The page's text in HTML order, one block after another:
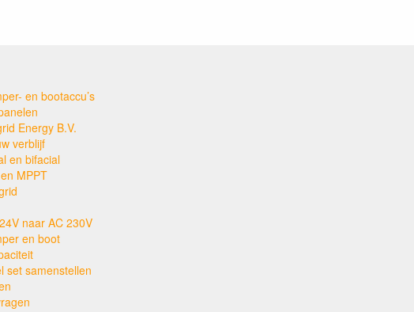
en bootaccu’s
Energy B.V.
verblijf
en bifacial
MPPT
naar AC 230V
en boot
set samenstellen